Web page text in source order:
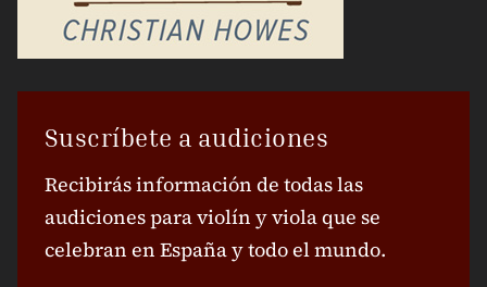
Suscríbete a audiciones
Recibirás información de todas las
audiciones para violín y viola que se
celebran en España y todo el mundo.